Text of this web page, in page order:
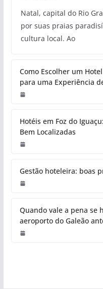
Natal, capital do Rio
por suas praias
cultura local. Ao
Como Escolher um
para uma Experiência
Hotéis em Foz do
Bem Localizadas
Gestão hoteleira: boas
Quando vale a pena se
aeroporto do Galeão